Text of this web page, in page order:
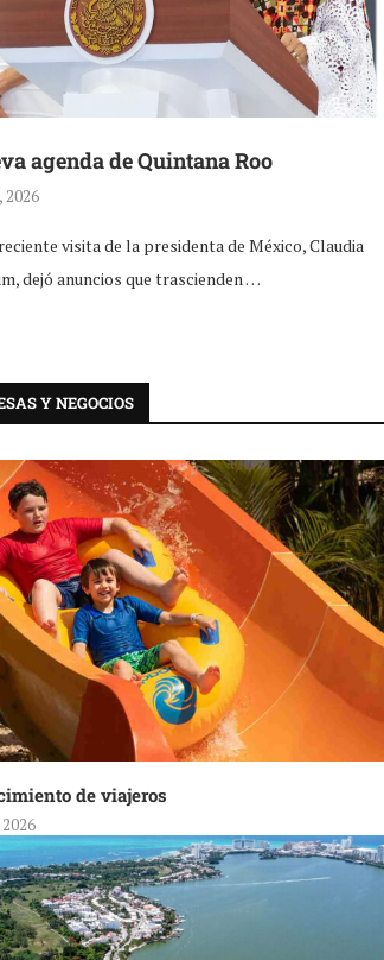
agenda de Quintana Roo
visita de la presidenta de México, Claudia
dejó anuncios que trascienden …
Y NEGOCIOS
de viajeros